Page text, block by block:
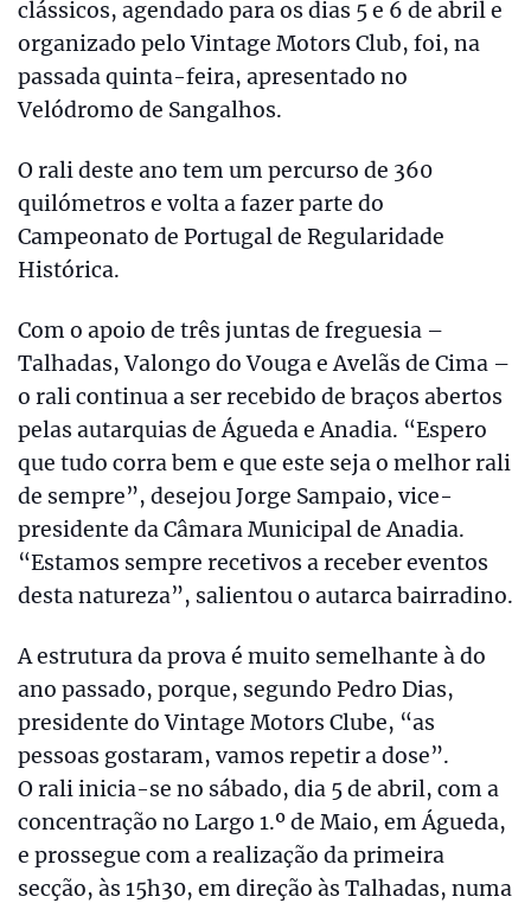
clássicos, agendado para os dias 5 e 6 de abril e
organizado pelo Vintage Motors Club, foi, na
passada quinta-feira, apresentado no
Velódromo de Sangalhos.
O rali deste ano tem um percurso de 360
quilómetros e volta a fazer parte do
Campeonato de Portugal de Regularidade
Histórica.
Com o apoio de três juntas de freguesia –
Talhadas, Valongo do Vouga e Avelãs de Cima –
o rali continua a ser recebido de braços abertos
pelas autarquias de Águeda e Anadia. “Espero
que tudo corra bem e que este seja o melhor rali
de sempre”, desejou Jorge Sampaio, vice-
presidente da Câmara Municipal de Anadia.
“Estamos sempre recetivos a receber eventos
desta natureza”, salientou o autarca bairradino.
A estrutura da prova é muito semelhante à do
ano passado, porque, segundo Pedro Dias,
presidente do Vintage Motors Clube, “as
pessoas gostaram, vamos repetir a dose”.
O rali inicia-se no sábado, dia 5 de abril, com a
concentração no Largo 1.º de Maio, em Águeda,
e prossegue com a realização da primeira
secção, às 15h30, em direção às Talhadas, numa